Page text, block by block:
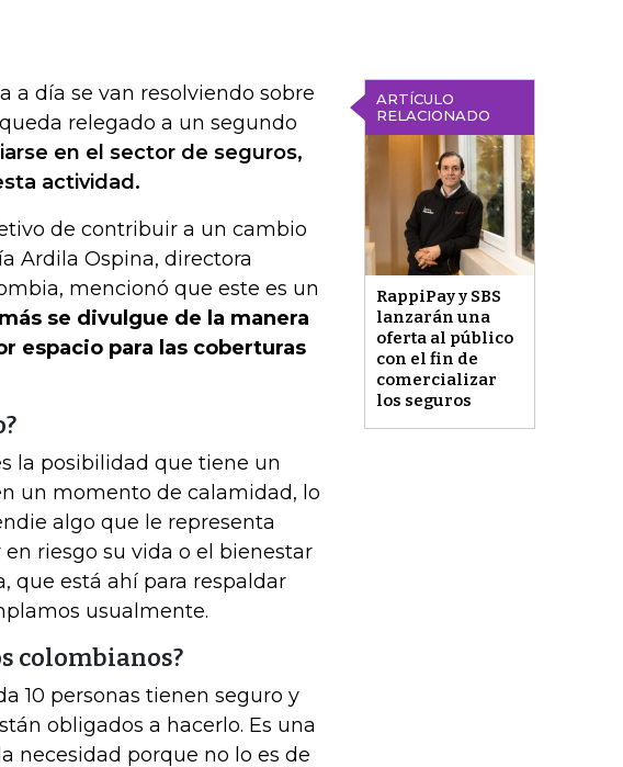
ARTÍCULO
RELACIONADO
RappiPay y SBS
lanzarán una
oferta al público
con el fin de
comercializar
los seguros
a día se van resolviendo sobre
relegado a un segundo
en el sector de seguros,
actividad.
de contribuir a un cambio
Ardila Ospina, directora
mencionó que este es un
se divulgue de la manera
espacio para las coberturas
la posibilidad que tiene un
un momento de calamidad, lo
algo que le representa
riesgo su vida o el bienestar
que está ahí para respaldar
usualmente.
colombianos?
10 personas tienen seguro y
obligados a hacerlo. Es una
necesidad porque no lo es de